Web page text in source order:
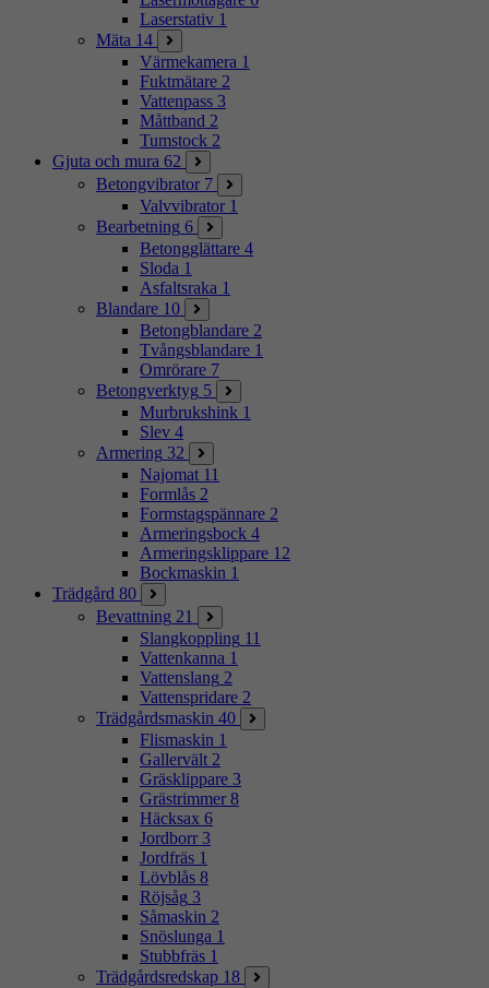
Laserstativ 1
Mäta 14
Värmekamera 1
Fuktmätare 2
Vattenpass 3
Måttband 2
Tumstock 2
Gjuta och mura 62
Betongvibrator 7
Valvvibrator 1
Bearbetning 6
Betongglättare 4
Sloda 1
Asfaltsraka 1
Blandare 10
Betongblandare 2
Tvångsblandare 1
Omrörare 7
Betongverktyg 5
Murbrukshink 1
Slev 4
Armering 32
Najomat 11
Formlås 2
Formstagspännare 2
Armeringsbock 4
Armeringsklippare 12
Bockmaskin 1
Trädgård 80
Bevattning 21
Slangkoppling 11
Vattenkanna 1
Vattenslang 2
Vattenspridare 2
Trädgårdsmaskin 40
Flismaskin 1
Gallervält 2
Gräsklippare 3
Grästrimmer 8
Häcksax 6
Jordborr 3
Jordfräs 1
Lövblås 8
Röjsåg 3
Såmaskin 2
Snöslunga 1
Stubbfräs 1
Trädgårdsredskap 18